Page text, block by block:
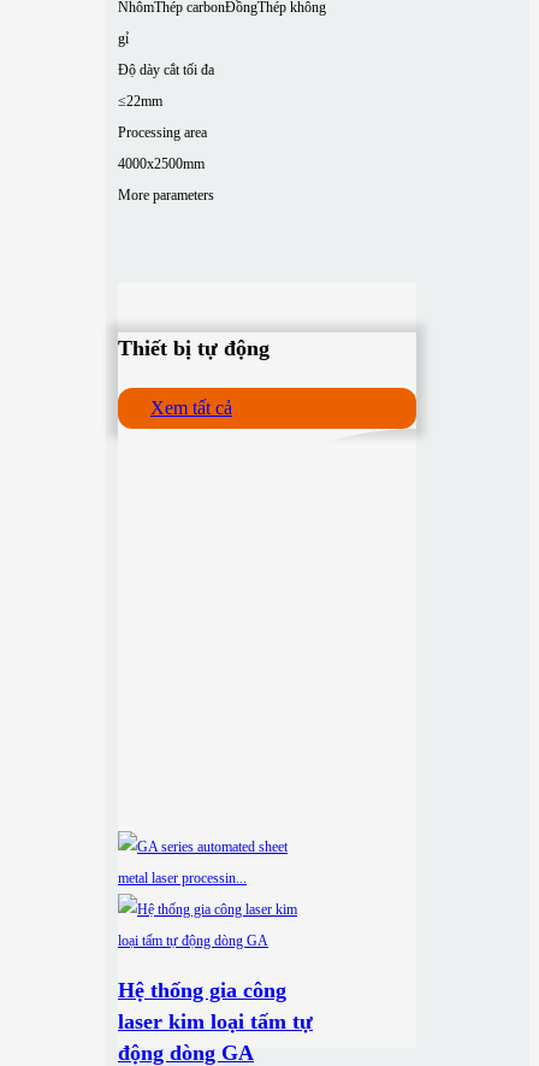
NhômThép carbonĐồngThép không
gỉ
Độ dày cắt tối đa
≤22mm
Processing area
4000x2500mm
More parameters
Thiết bị tự động
Xem tất cả
Hệ thống gia công
laser kim loại tấm tự
động dòng GA